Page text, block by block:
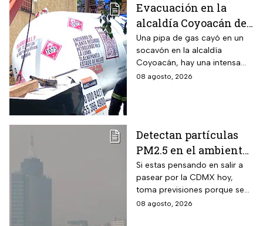
Evacuación en la
alcaldía Coyoacán de
CDMX tras caída de
una pipa en un
socavón
Una pipa de gas cayó en un
socavón en la alcaldía
Coyoacán, hay una intensa
movilización de servicios de
08 agosto, 2026
Detectan partículas
PM2.5 en el ambiente;
así esta la calidad del
aire hoy en la CDMX
Si estas pensando en salir a
pasear por la CDMX hoy,
toma previsiones porque se
detectaron partículas
08 agosto, 2026